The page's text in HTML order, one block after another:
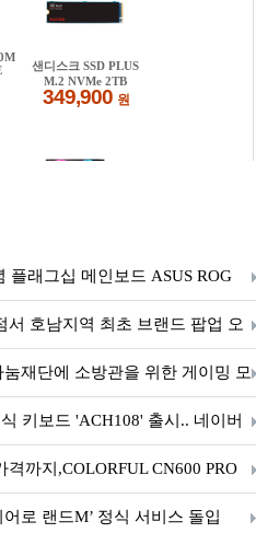
플래그십 메인보드 ASUS ROG
내 출시 예정
서 호남지역 최초 브랜드 팝업 오
재단에 소방관을 위한 게이밍 모
키보드 'ACH108' 출시.. 네이버
까지,COLORFUL CN600 PRO
로 랜드M’ 정식 서비스 돌입